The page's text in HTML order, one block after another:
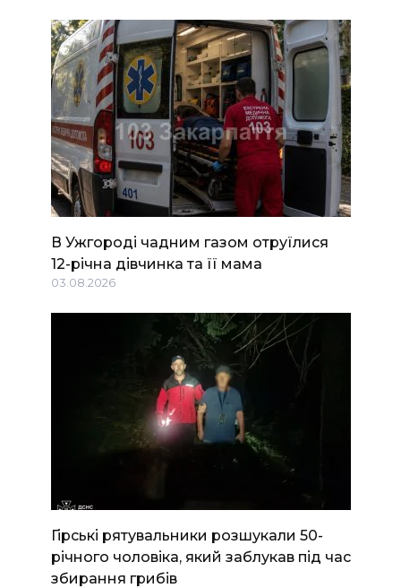
В Ужгороді чадним газом отруїлися
12-річна дівчинка та її мама
03.08.2026
Гірські рятувальники розшукали 50-
річного чоловіка, який заблукав під час
збирання грибів